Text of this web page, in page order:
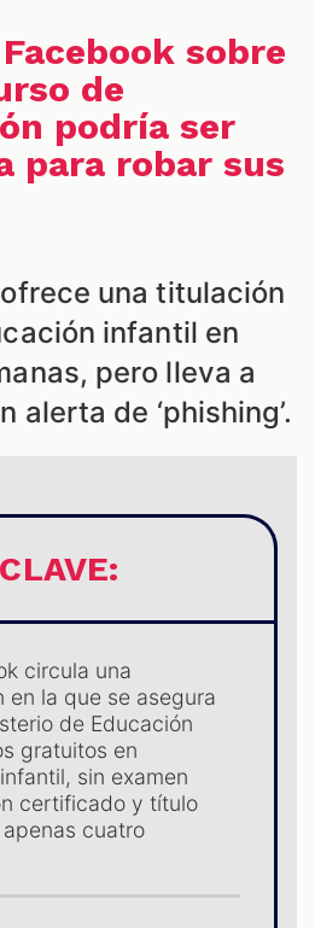
sobre
de
podría ser
para robar sus
una titulación
infantil en
pero lleva a
alerta de ‘phishing’.
circula una
en la que se asegura
de Educación
gratuitos en
sin examen
certificado y título
cuatro